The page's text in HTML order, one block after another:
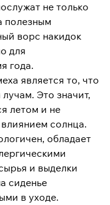
не только
полезным
ворс накидок
для
года.
является то, что
Это значит,
летом и не
солнца.
обладает
и выделки
сиденье
в уходе.